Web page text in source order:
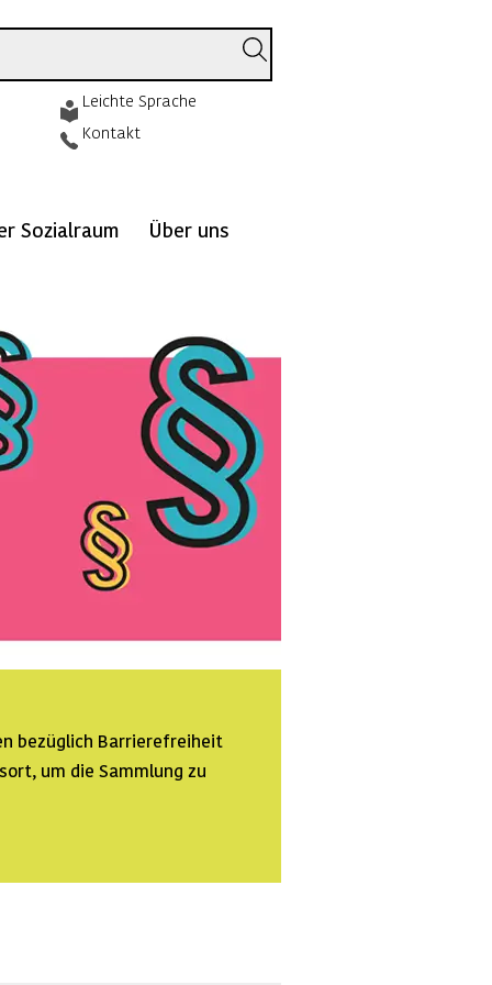
Leichte Sprache
Kontakt
Sozialraum Über uns
bezüglich Barrierefreiheit
um die Sammlung zu